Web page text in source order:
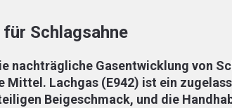
für Schlagsahne
nachträgliche Gasentwicklung von
Mittel. Lachgas (E942) ist ein
Beigeschmack, und die